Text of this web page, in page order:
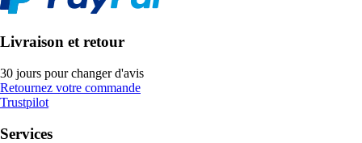
Livraison et retour
30 jours pour changer d'avis
Retournez votre commande
Trustpilot
Services